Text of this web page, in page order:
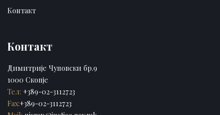
Контакт
Контакт
Димитрије Чуповски бр.9
1000 Скопје
Тел: +389-02-3112723
Fax:+389-02-3112723